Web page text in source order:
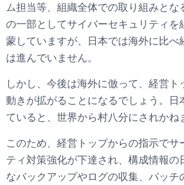
ム担当等、組織全体での取り組みとな
の一部としてサイバーセキュリティを
蒙していますが、日本では海外に比べ
は進んでいません。
しかし、今後は海外に倣って、経営ト
動きが拡がることになるでしょう。日
ていると、世界から村八分にされかね
このため、経営トップからの指示でサ
ティ対策強化が下達され、構成情報の
なバックアップやログの収集、パッチ